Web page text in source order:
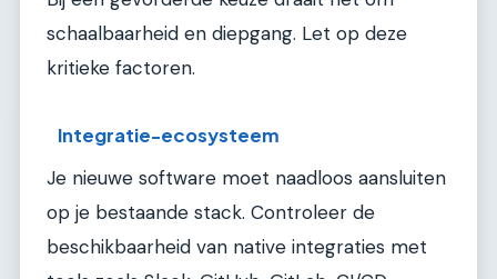
schaalbaarheid en diepgang. Let op deze
kritieke factoren.
Integratie-ecosysteem
Je nieuwe software moet naadloos aansluiten
op je bestaande stack. Controleer de
beschikbaarheid van native integraties met